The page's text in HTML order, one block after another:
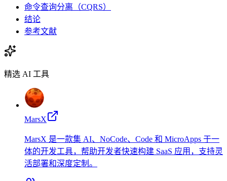
命令查询分离（CQRS）
结论
参考文献
精选 AI 工具
MarsX
MarsX 是一款集 AI、NoCode、Code 和 MicroApps 于一
体的开发工具，帮助开发者快速构建 SaaS 应用，支持灵
活部署和深度定制。